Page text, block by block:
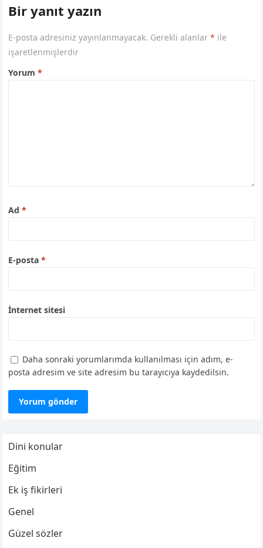
Bir yanıt yazın
E-posta adresiniz yayınlanmayacak. Gerekli alanlar* ile
işaretlenmişlerdir
Yorum*
Ad*
E-posta*
İnternet sitesi
Daha sonraki yorumlarımda kullanılması için adım, e-
posta adresim ve site adresim bu tarayıcıya kaydedilsin.
Dini konular
Eğitim
Ek iş fikirleri
Genel
Güzel sözler